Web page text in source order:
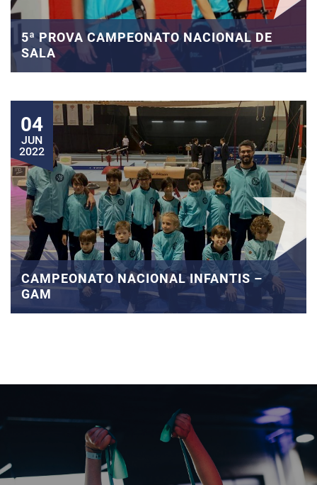
5ª PROVA CAMPEONATO NACIONAL DE
SALA
04
JUN
2022
CAMPEONATO NACIONAL INFANTIS –
GAM